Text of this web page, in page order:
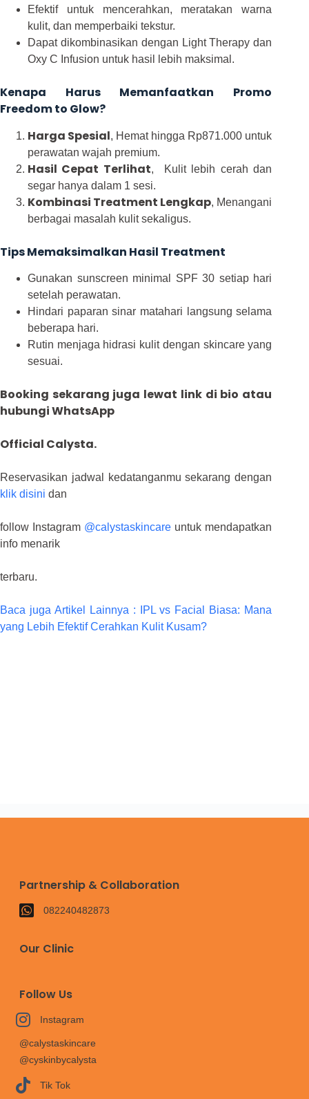
Efektif untuk mencerahkan, meratakan warna
kulit, dan memperbaiki tekstur.
Dapat dikombinasikan dengan Light Therapy dan
Oxy C Infusion untuk hasil lebih maksimal.
Kenapa Harus Memanfaatkan Promo
Freedom to Glow?
Harga Spesial, Hemat hingga Rp871.000 untuk
perawatan wajah premium.
Hasil Cepat Terlihat, Kulit lebih cerah dan
segar hanya dalam 1 sesi.
Kombinasi Treatment Lengkap, Menangani
berbagai masalah kulit sekaligus.
Tips Memaksimalkan Hasil Treatment
Gunakan sunscreen minimal SPF 30 setiap hari
setelah perawatan.
Hindari paparan sinar matahari langsung selama
beberapa hari.
Rutin menjaga hidrasi kulit dengan skincare yang
sesuai.
Booking sekarang juga lewat link di bio atau
hubungi WhatsApp
Official Calysta.
Reservasikan jadwal kedatanganmu sekarang dengan
klik disini dan
follow Instagram @calystaskincare untuk mendapatkan
info menarik
terbaru.
Baca juga Artikel Lainnya : IPL vs Facial Biasa: Mana
yang Lebih Efektif Cerahkan Kulit Kusam?
Partnership & Collaboration
082240482873
Our Clinic
Follow Us
Instagram
@calystaskincare
@cyskinbycalysta
Tik Tok